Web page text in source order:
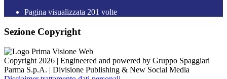
Pagina visualizzata 201 volte
Sezione Copyright
Copyright 2026 | Engineered and powered by Gruppo Spaggiari
Parma S.p.A. | Divisione Publishing & New Social Media